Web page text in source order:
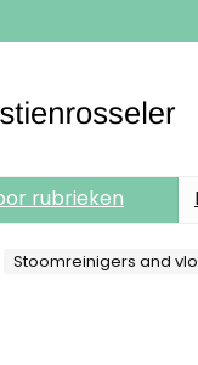
rubrieken
Stoomreinigers and